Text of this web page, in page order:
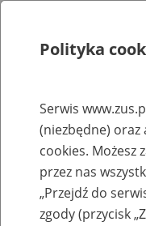
Rejestry, ewidencje i archiwa
Baza
Polityka
Serwis
(niezbędne)
cookies. Możesz
przez nas
„Przejdź do
zgody (przycisk